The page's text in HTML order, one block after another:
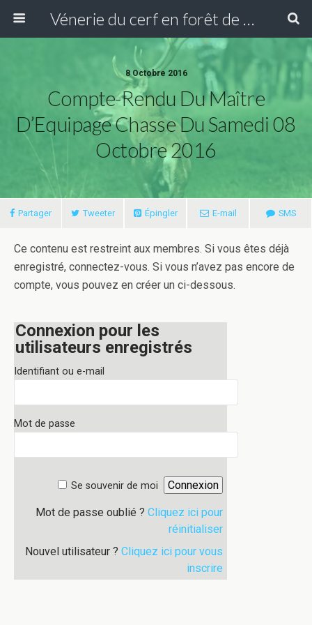
Vénerie du cerf en forêt de Compiègne
8 Octobre 2016
Compte-Rendu Du Maître
D’Equipage Chasse Du Samedi 08
Octobre 2016
Partager Tweeter Épingler E-mail SMS
Ce contenu est restreint aux membres. Si vous êtes déjà
enregistré, connectez-vous. Si vous n’avez pas encore de
compte, vous pouvez en créer un ci-dessous.
Connexion pour les
utilisateurs enregistrés
Identifiant ou e-mail
Mot de passe
Se souvenir de moi
Mot de passe oublié ? Cliquez ici pour
réinitialiser
Nouvel utilisateur ? Cliquez ici pour vous
inscrire